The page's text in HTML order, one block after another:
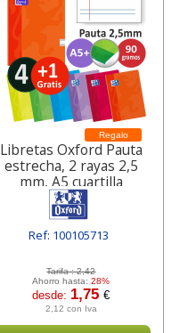
Regalo
Libretas Oxford Pauta
estrecha, 2 rayas 2,5
mm, A5 cuartilla
Ref: 100105713
Tarifa :2,42
Ahorro hasta:28%
desde: 1,75€
2,12 con Iva